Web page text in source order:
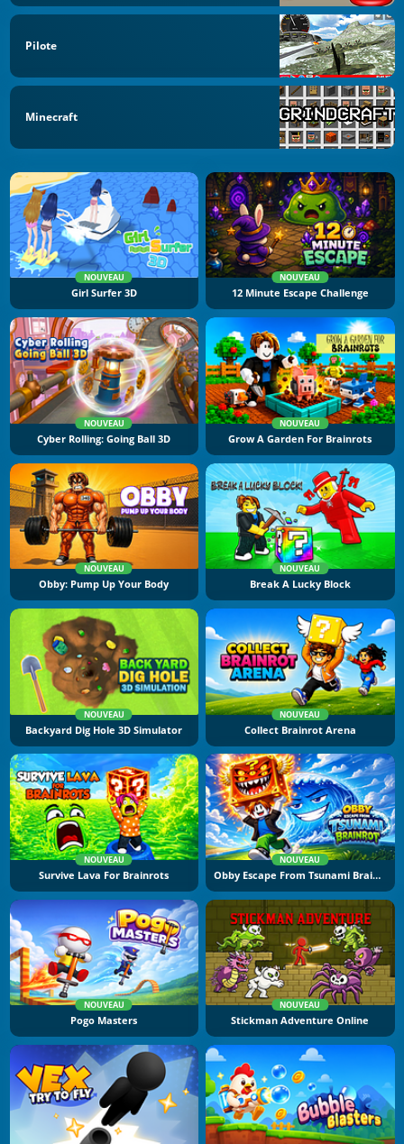
Pilote
Minecraft
NOUVEAU
Girl Surfer 3D
NOUVEAU
12 Minute Escape Challenge
NOUVEAU
Cyber Rolling: Going Ball 3D
NOUVEAU
Grow A Garden For Brainrots
NOUVEAU
Obby: Pump Up Your Body
NOUVEAU
Break A Lucky Block
NOUVEAU
Backyard Dig Hole 3D Simulator
NOUVEAU
Collect Brainrot Arena
NOUVEAU
Survive Lava For Brainrots
NOUVEAU
Obby Escape From Tsunami Brainrot
NOUVEAU
Pogo Masters
NOUVEAU
Stickman Adventure Online